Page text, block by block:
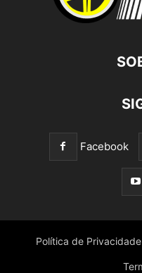
Facebook
Política de Privacidade